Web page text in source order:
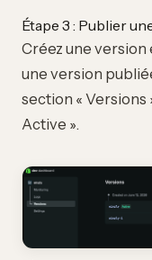
Étape 3 : Publier
Créez une version
une version
section « Versions
Active ».